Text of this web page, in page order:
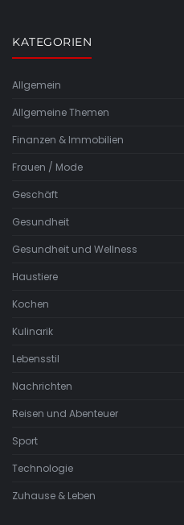
KATEGORIEN
Allgemein
Allgemeine Themen
Finanzen & Immobilien
Frauen / Mode
Geschäft
Gesundheit
Gesundheit und Wellness
Haustiere
Kochen
Kulinarik
Lebensstil
Nachrichten
Reisen und Abenteuer
Sport
Technologie
Zuhause & Leben